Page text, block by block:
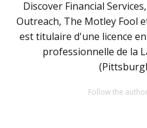
Discover Financial
Outreach, The Motley Fool
est titulaire d'une licence
professionnelle de la
Follow the